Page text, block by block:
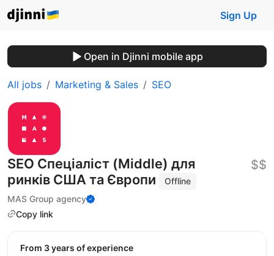
Sign Up
Open in Djinni mobile app
All jobs Marketing & Sales SEO
SEO Спеціаліст (Middle) для
ринків США та Європи
Offline
MAS Group agency
Copy link
$$
from 3 years of experience